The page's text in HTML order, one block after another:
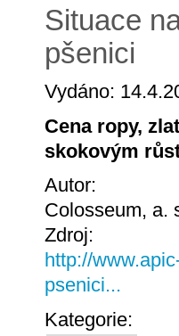
Situace
pšenici
Vydáno:
Cena ropy,
skokovým
Autor:
Colosseum, a.
Zdroj:
http://
psenici...
Kategorie: